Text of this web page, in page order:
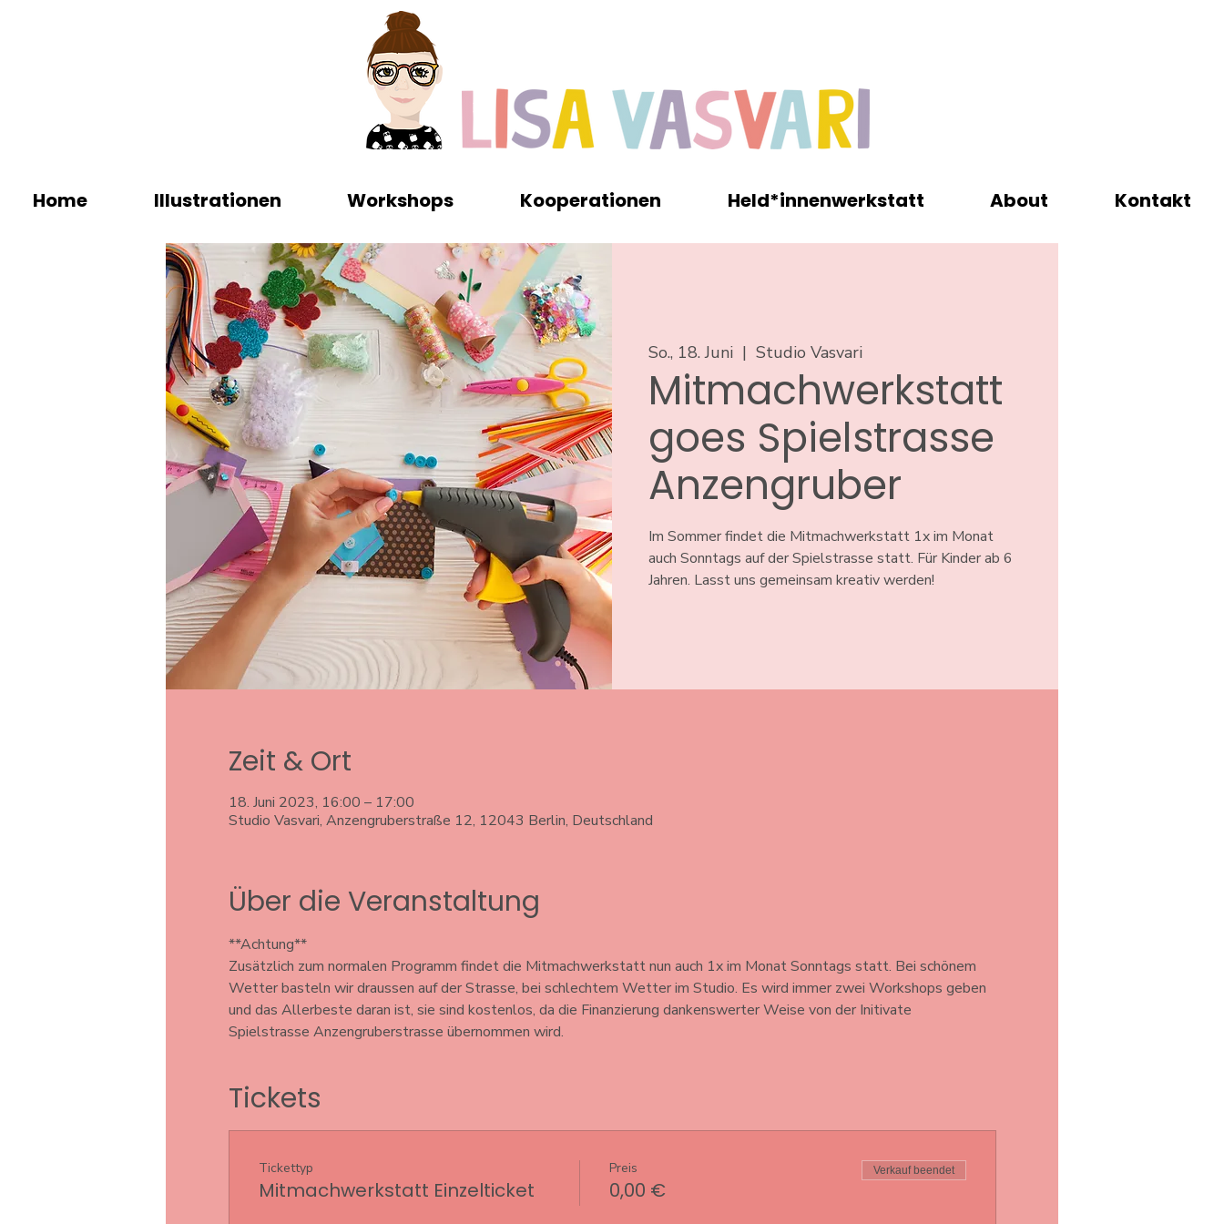
Home Illustrationen Workshops Kooperationen Held*innenwerkstatt About Kontakt
So., 18. Juni
  |
Studio Vasvari
Mitmachwerkstatt
goes Spielstrasse
Anzengruber
Im Sommer findet die Mitmachwerkstatt 1x im Monat
auch Sonntags auf der Spielstrasse statt. Für Kinder ab 6
Jahren. Lasst uns gemeinsam kreativ werden!
Zeit & Ort
18. Juni 2023, 16:00 – 17:00
Studio Vasvari, Anzengruberstraße 12, 12043 Berlin, Deutschland
Über die Veranstaltung
**Achtung**
Zusätzlich zum normalen Programm findet die Mitmachwerkstatt nun auch 1x im Monat Sonntags statt. Bei schönem
Wetter basteln wir draussen auf der Strasse, bei schlechtem Wetter im Studio. Es wird immer zwei Workshops geben
und das Allerbeste daran ist, sie sind kostenlos, da die Finanzierung dankenswerter Weise von der Initivate
Spielstrasse Anzengruberstrasse übernommen wird.
Tickets
Tickettyp
Mitmachwerkstatt Einzelticket
Preis
0,00 €
Verkauf beendet